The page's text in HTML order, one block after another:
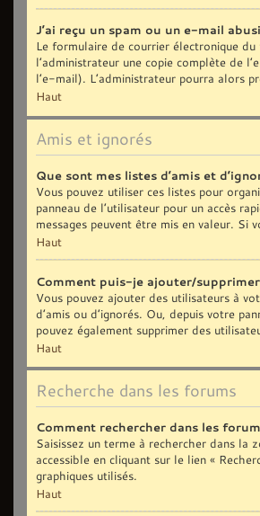
J’ai reçu un spam ou un e-mail
Le formulaire de courrier électronique
l’administrateur une copie complète de
l’e-mail). L’administrateur pourra alors
Haut
Amis et ignorés
Que sont mes listes d’amis et
Vous pouvez utiliser ces listes pour
panneau de l’utilisateur pour un accès
messages peuvent être mis en valeur. Si
Haut
Comment puis-je ajouter/supprimer
Vous pouvez ajouter des utilisateurs à
d’amis ou d’ignorés. Ou, depuis votre
pouvez également supprimer des
Haut
Recherche dans les forums
Comment rechercher dans les
Saisissez un terme à rechercher dans la
accessible en cliquant sur le lien «
graphiques utilisés.
Haut